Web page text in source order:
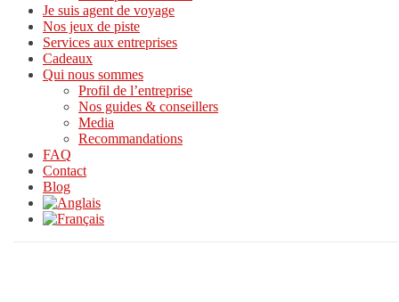
Je suis agent de voyage
Nos jeux de piste
Services aux entreprises
Cadeaux
Qui nous sommes
Profil de l’entreprise
Nos guides & conseillers
Media
Recommandations
FAQ
Contact
Blog